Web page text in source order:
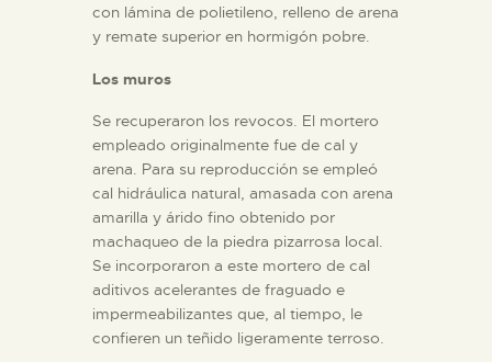
con lámina de polietileno, relleno de arena
y remate superior en hormigón pobre.
Los muros
Se recuperaron los revocos. El mortero
empleado originalmente fue de cal y
arena. Para su reproducción se empleó
cal hidráulica natural, amasada con arena
amarilla y árido fino obtenido por
machaqueo de la piedra pizarrosa local.
Se incorporaron a este mortero de cal
aditivos acelerantes de fraguado e
impermeabilizantes que, al tiempo, le
confieren un teñido ligeramente terroso.